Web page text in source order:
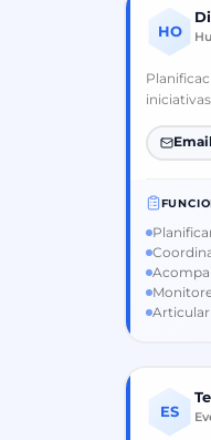
HO
Email
Articular
ES